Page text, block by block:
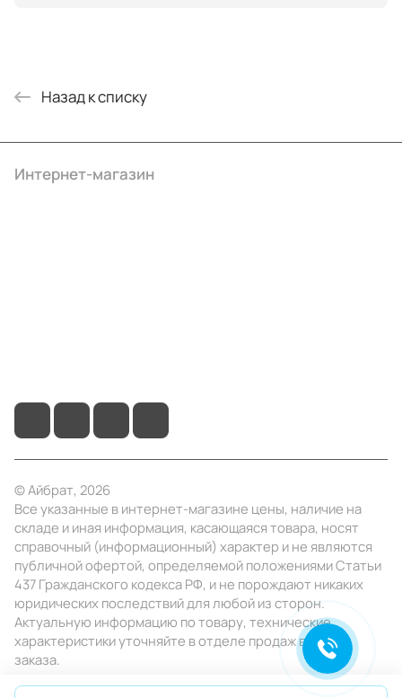
Назад к списку
Интернет-магазин
© Айбрат, 2026
Все указанные в интернет-магазине цены, наличие на
складе и иная информация, касающаяся товара, носят
справочный (информационный) характер и не являются
публичной офертой, определяемой положениями Статьи
437 Гражданского кодекса РФ, и не порождают никаких
юридических последствий для любой из сторон.
Актуальную информацию по товару, технические
характеристики уточняйте в отделе продаж в день
заказа.
Конфиденциальность